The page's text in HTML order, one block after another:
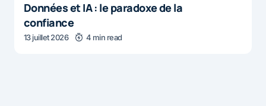
Données et IA : le paradoxe de la
confiance
13 juillet 2026 4 min read